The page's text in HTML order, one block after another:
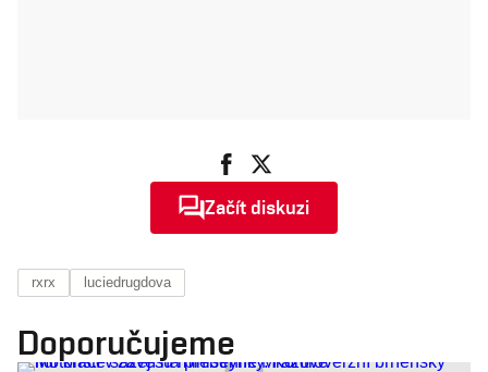
Začít diskuzi
rxrx luciedrugdova
Doporučujeme